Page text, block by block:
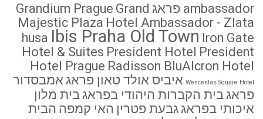
ambassador פראג Grandium Prague Grand
Majestic Plaza Hotel Ambassador - Zlata
husa Ibis Praha Old Town Iron Gate
Hotel & Suites President Hotel President
Hotel Prague Radisson BluAlcron Hotel
Wenceslas Square Hotel איביס אולד טאון פראג אמבסדור
פראג בית הקברות היהודי בפראג בית מלון
איכותי בפראג גבעת פטרין האי קמפה הבית